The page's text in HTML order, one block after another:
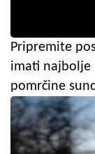
Pripremite
imati najbolje
pomrčine